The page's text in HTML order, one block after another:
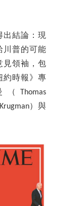
出結論：現
川普的可能
見領袖，包
約時報》專
Thomas
）與